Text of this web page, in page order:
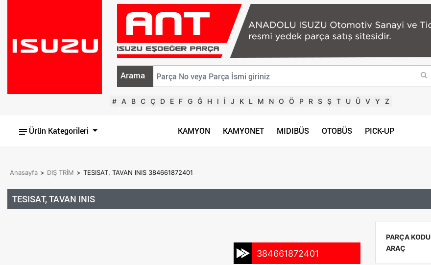
Arama
# A B C Ç D E F G Ğ H I İ J K L M N O Ö P R S Ş T U Ü V Y Z
Ürün Kategorileri KAMYON KAMYONET MIDIBÜS OTOBÜS PICK-UP
Anasayfa > DIŞ TRİM > TESISAT, TAVAN INIS 384661872401
TESISAT, TAVAN INIS
384661872401
PARÇA KODU
ARAÇ